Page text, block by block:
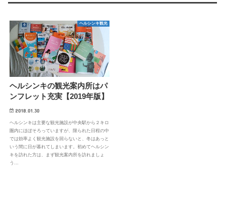
ヘルシンキ観光
ヘルシンキの観光案内所はパ
ンフレット充実【2019年版】
2018.01.30
ヘルシンキは主要な観光施設が中央駅から２キロ
圏内にほぼそろっていますが、限られた日程の中
では効率よく観光施設を回らないと、冬はあっと
いう間に日が暮れてしまいます。初めてヘルシン
キを訪れた方は、まず観光案内所を訪れましょ
う…